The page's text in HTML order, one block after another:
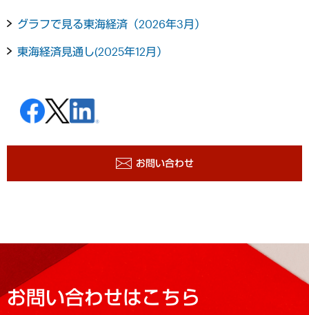
グラフで見る東海経済（2026年3月）
東海経済見通し(2025年12月）
お問い合わせ
お問い合わせはこちら